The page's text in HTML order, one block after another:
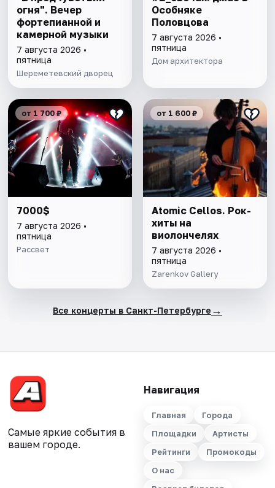
огня". Вечер
фортепианной и
камерной музыки
7 августа 2026 •
пятница
Шереметевский дворец
Особняке
Половцова
7 августа 2026 •
пятница
Дом архитектора
от 1 700 ₽
7000$
7 августа 2026 •
пятница
Рассвет
от 1 600 ₽
Atomic Cellos. Рок-
хиты на
виолончелях
7 августа 2026 •
пятница
Zarenkov Gallery
Все концерты в Санкт-Петербурге →
Самые яркие события в
вашем городе.
Навигация
Главная
Города
Площадки
Артисты
Рейтинги
Промокоды
О нас